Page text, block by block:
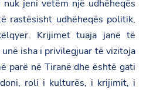
nuk jeni vetëm një udhëheqës
rastësisht udhëheqës politik,
Krijimet tuaja janë të
isha i privilegjuar të vizitoja
parë në Tiranë dhe është gati
roli i kulturës, i krijimit, i